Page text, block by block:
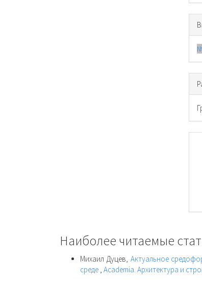
Наиболее читаемые
Михаил Дуцев, Актуальное
среде Academia. Архитектура и